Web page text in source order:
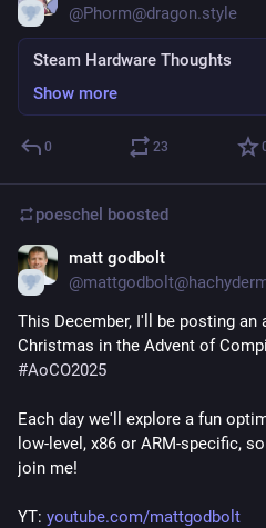
@Phorm@dragon.style
Steam Hardware Thoughts
Show more
0 23
poeschel boosted
matt godbolt
This December, I'll be posting an
#AoCO2025
Each day we'll explore a fun
low-level, x86 or ARM-specific,
join me!
YT: youtube.com/mattgodbolt